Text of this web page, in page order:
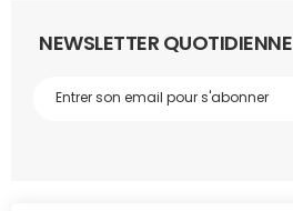
NEWSLETTER QUOTIDIENNE